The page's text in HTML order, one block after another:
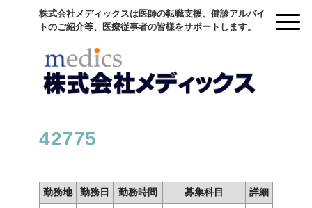
株式会社メディックスは医師の転職支援、健診アルバイ
トのご紹介等、医療従事者の皆様をサポートします。
42775
勤務地 勤務日 勤務時間 募集科目 詳細